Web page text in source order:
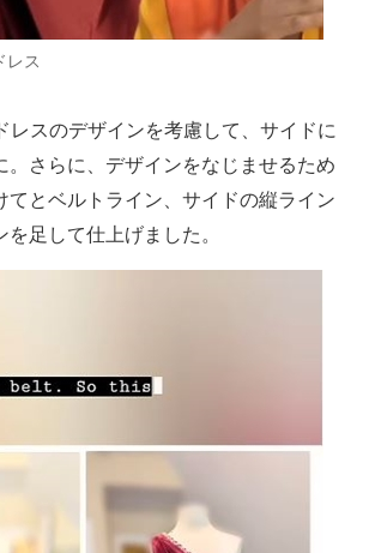
レス
スのデザインを考慮して、サイドに
。さらに、デザインをなじませるため
てとベルトライン、サイドの縦ライン
足して仕上げました。